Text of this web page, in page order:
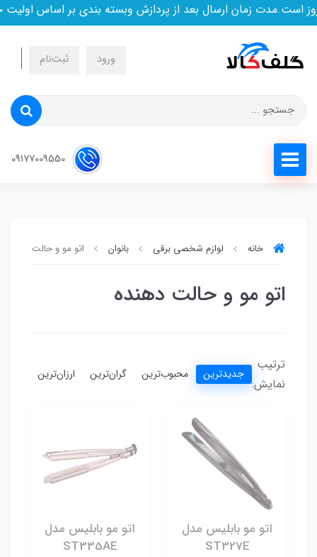
زمان ارسال بعد از پردازش وبسته بندی بر اساس اولیت
ورود ثبت‌نام
خانه لوازم شخصی برقی بانوان اتو مو و حالت دهنده
اتو مو و حالت دهنده
ترتیب
نمایش:
جدیدترین محبوب‌ترین گران‌ترین ارزان‌ترین
اتو مو بابلیس مدل
ST327E
اتو مو بابلیس مدل
ST335AE